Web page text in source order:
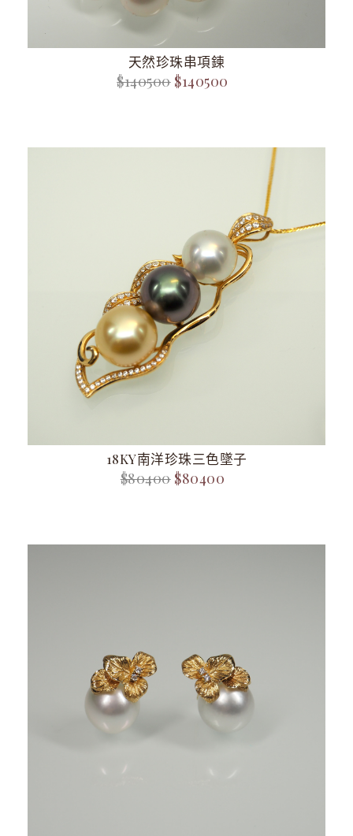
天然珍珠串項鍊
$140500 $140500
18KY南洋珍珠三色墜子
$80400 $80400